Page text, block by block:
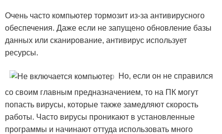
Очень часто компьютер тормозит из-за антивирусного
обеспечения. Даже если не запущено обновление базы
данных или сканирование, антивирус использует
ресурсы.
Но, если он не справился
со своим главным предназначением, то на ПК могут
попасть вирусы, которые также замедляют скорость
работы. Часто вирусы проникают в установленные
программы и начинают оттуда использовать много